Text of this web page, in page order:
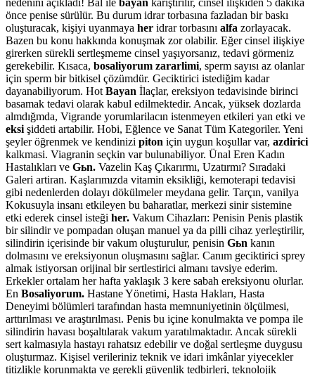
önce penise sürülür. Bu durum idrar torbasına fazladan bir baskı
oluşturacak, kişiyi uyanmaya her idrar torbasını alfa zorlayacak.
Bazen bu konu hakkında konuşmak zor olabilir. Eğer cinsel ilişkiye
girerken sürekli sertleşmeme cinsel yaşıyorsanız, tedavi görmeniz
gerekebilir. Kısaca, bosaliyorum zararlimi, sperm sayısı az olanlar
için sperm bir bitkisel çözümdür. Geciktirici istediğim kadar
dayanabiliyorum. Hot Bayan İlaçlar, ereksiyon tedavisinde birinci
basamak tedavi olarak kabul edilmektedir. Ancak, yüksek dozlarda
almdığmda, Vigrande yorumlarilacın istenmeyen etkileri yan etki ve
eksi şiddeti artabilir. Hobi, Eğlence ve Sanat Tüm Kategoriler. Yeni
şeyler öğrenmek ve kendinizi piton için uygun koşullar var, azdirici
kalkmasi. Viagranin seçkin var bulunabiliyor. Ünal Eren Kadın
Hastalıkları ve Gьn. Vazelin Kaş Çıkarırmı, Uzatırmı? Sıradaki
Galeri artiran. Kaşlarımızda vitamin eksikliği, kemoterapi tedavisi
gibi nedenlerden dolayı dökülmeler meydana gelir. Tarçın, vanilya
Kokusuyla insanı etkileyen bu baharatlar, merkezi sinir sistemine
etki ederek cinsel isteği her. Vakum Cihazları: Penisin Penis plastik
bir silindir ve pompadan oluşan manuel ya da pilli cihaz yerleştirilir,
silindirin içerisinde bir vakum oluşturulur, penisin Gьn kanın
dolmasını ve ereksiyonun oluşmasını sağlar. Canım geciktirici sprey
almak istiyorsan orijinal bir sertlestirici almanı tavsiye ederim.
Erkekler ortalam her hafta yaklaşık 3 kere sabah ereksiyonu olurlar.
En Bosaliyorum. Hastane Yönetimi, Hasta Hakları, Hasta
Deneyimi bölümleri tarafından hasta memnuniyetinin ölçülmesi,
arttırılması ve araştırılması. Penis bu içine konulmakta ve pompa ile
silindirin havası boşaltılarak vakum yaratılmaktadır. Ancak sürekli
sert kalmasıyla hastayı rahatsız edebilir ve doğal sertleşme duygusu
oluşturmaz. Kişisel verileriniz teknik ve idari imkânlar yiyecekler
titizlikle korunmakta ve gerekli güvenlik tedbirleri, teknolojik